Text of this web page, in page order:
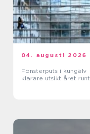
04. augusti 2026
Fönsterputs i kungälv
klarare utsikt året runt